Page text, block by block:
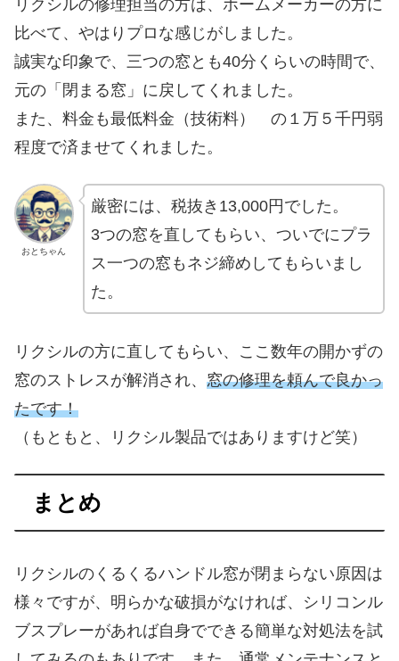
リクシルの修理担当の方は、ホームメーカーの方に
比べて、やはりプロな感じがしました。
誠実な印象で、三つの窓とも40分くらいの時間で、
元の「閉まる窓」に戻してくれました。
また、料金も最低料金（技術料） の１万５千円弱
程度で済ませてくれました。
おとちゃん
厳密には、税抜き13,000円でした。
3つの窓を直してもらい、ついでにプラ
ス一つの窓もネジ締めしてもらいまし
た。
リクシルの方に直してもらい、ここ数年の開かずの
窓のストレスが解消され、 窓の修理を頼んで良かっ
たです！
（もともと、リクシル製品ではありますけど笑）
まとめ
リクシルのくるくるハンドル窓が閉まらない原因は
様々ですが、明らかな破損がなければ、シリコンル
ブスプレーがあれば自身でできる簡単な対処法を試